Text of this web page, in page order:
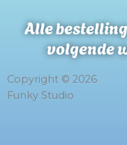
Alle
volgende
Copyright © 2026
Funky Studio